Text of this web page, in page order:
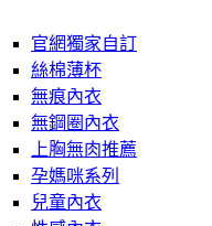
官網獨家自訂
絲棉薄杯
無痕內衣
無鋼圈內衣
上胸無肉推薦
孕媽咪系列
兒童內衣